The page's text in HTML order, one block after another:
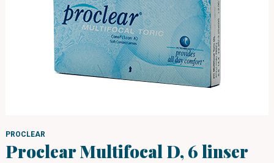
PROCLEAR
Proclear Multifocal D, 6 linser